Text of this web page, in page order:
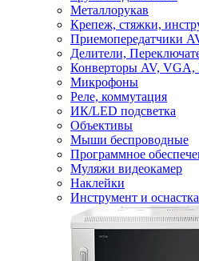
Металлорукав
Крепеж, стяжки,
Приемопередатчики
Делители,
Конверторы AV,
Микрофоны
Реле, коммутация
ИК/LED подсветка
Объективы
Мыши беспроводные
Программное
Муляжи видеокамер
Наклейки
Инструмент и